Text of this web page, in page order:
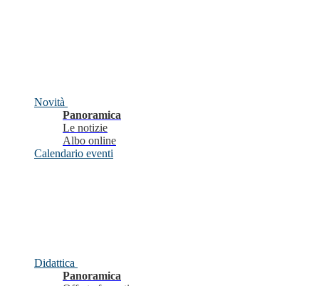
Novità
Panoramica
Le notizie
Albo online
Calendario eventi
Didattica
Panoramica